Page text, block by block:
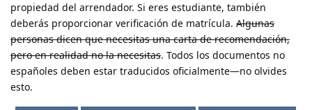
propiedad del arrendador. Si eres estudiante, también
deberás proporcionar verificación de matrícula. Algunas
personas dicen que necesitas una carta de recomendación,
pero en realidad no la necesitas. Todos los documentos no
españoles deben estar traducidos oficialmente—no olvides
esto.